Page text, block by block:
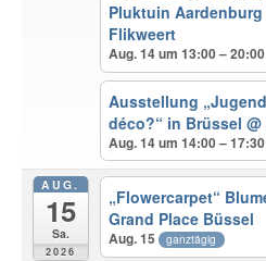
Pluktuin
Flikweert
Aug. 14 um 13:00 – 20:00
Ausstellung
déco?“ in Brüssel
Aug. 14 um 14:00 – 17:30
AUG.
15
Sa.
2026
„Flowercarpet“
Grand Place Büssel
Aug. 15 ganztägig